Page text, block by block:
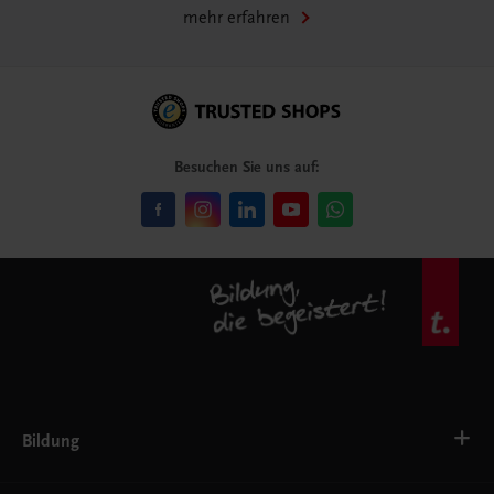
mehr erfahren
Besuchen Sie uns auf:
Bildung